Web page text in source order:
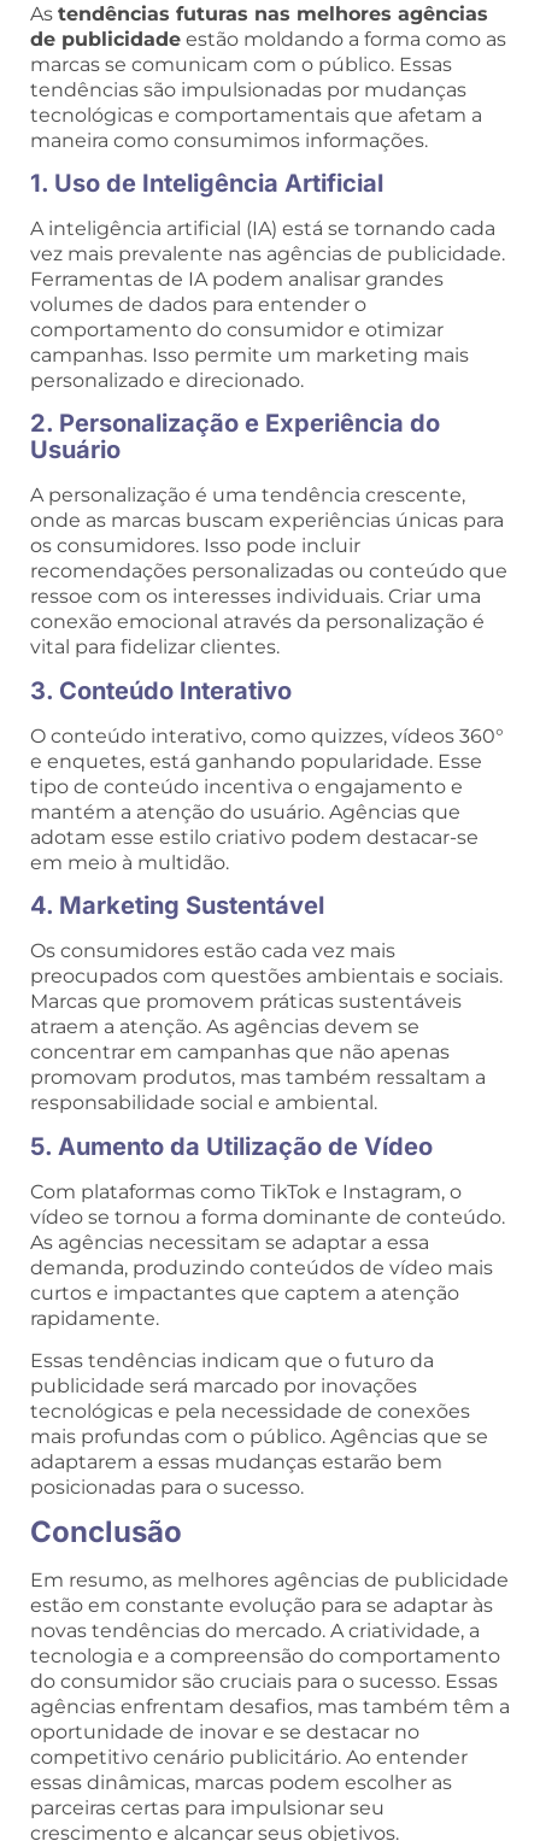
As tendências futuras nas melhores agências
de publicidade estão moldando a forma como as
marcas se comunicam com o público. Essas
tendências são impulsionadas por mudanças
tecnológicas e comportamentais que afetam a
maneira como consumimos informações.
1. Uso de Inteligência Artificial
A inteligência artificial (IA) está se tornando cada
vez mais prevalente nas agências de publicidade.
Ferramentas de IA podem analisar grandes
volumes de dados para entender o
comportamento do consumidor e otimizar
campanhas. Isso permite um marketing mais
personalizado e direcionado.
2. Personalização e Experiência do
Usuário
A personalização é uma tendência crescente,
onde as marcas buscam experiências únicas para
os consumidores. Isso pode incluir
recomendações personalizadas ou conteúdo que
ressoe com os interesses individuais. Criar uma
conexão emocional através da personalização é
vital para fidelizar clientes.
3. Conteúdo Interativo
O conteúdo interativo, como quizzes, vídeos 360°
e enquetes, está ganhando popularidade. Esse
tipo de conteúdo incentiva o engajamento e
mantém a atenção do usuário. Agências que
adotam esse estilo criativo podem destacar-se
em meio à multidão.
4. Marketing Sustentável
Os consumidores estão cada vez mais
preocupados com questões ambientais e sociais.
Marcas que promovem práticas sustentáveis
atraem a atenção. As agências devem se
concentrar em campanhas que não apenas
promovam produtos, mas também ressaltam a
responsabilidade social e ambiental.
5. Aumento da Utilização de Vídeo
Com plataformas como TikTok e Instagram, o
vídeo se tornou a forma dominante de conteúdo.
As agências necessitam se adaptar a essa
demanda, produzindo conteúdos de vídeo mais
curtos e impactantes que captem a atenção
rapidamente.
Essas tendências indicam que o futuro da
publicidade será marcado por inovações
tecnológicas e pela necessidade de conexões
mais profundas com o público. Agências que se
adaptarem a essas mudanças estarão bem
posicionadas para o sucesso.
Conclusão
Em resumo, as melhores agências de publicidade
estão em constante evolução para se adaptar às
novas tendências do mercado. A criatividade, a
tecnologia e a compreensão do comportamento
do consumidor são cruciais para o sucesso. Essas
agências enfrentam desafios, mas também têm a
oportunidade de inovar e se destacar no
competitivo cenário publicitário. Ao entender
essas dinâmicas, marcas podem escolher as
parceiras certas para impulsionar seu
crescimento e alcançar seus objetivos.